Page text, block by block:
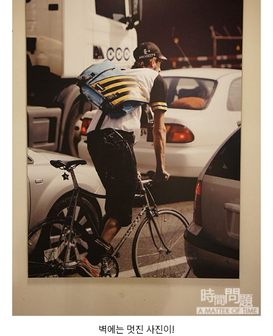
벽에는 멋진 사진이!